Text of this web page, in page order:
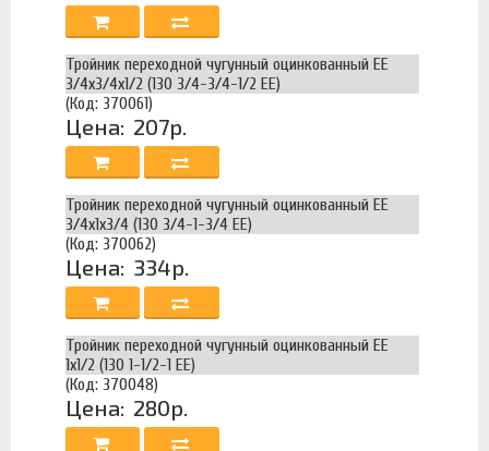
Тройник переходной чугунный оцинкованный ЕЕ
3/4х3/4х1/2 (130 3/4-3/4-1/2 EE)
(Код: 370061)
Цена: 207р.
Тройник переходной чугунный оцинкованный ЕЕ
3/4х1х3/4 (130 3/4-1-3/4 EE)
(Код: 370062)
Цена: 334р.
Тройник переходной чугунный оцинкованный ЕЕ
1х1/2 (130 1-1/2-1 EE)
(Код: 370048)
Цена: 280р.